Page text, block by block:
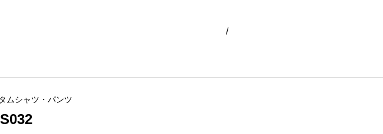
/
ムシャツ・パンツ